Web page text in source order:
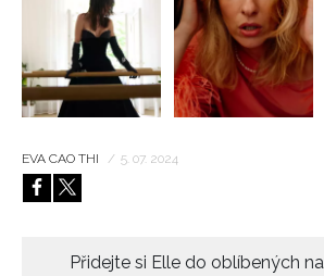
EVA CAO THI / 5. 07. 2024
Přidejte si Elle do oblíbených na